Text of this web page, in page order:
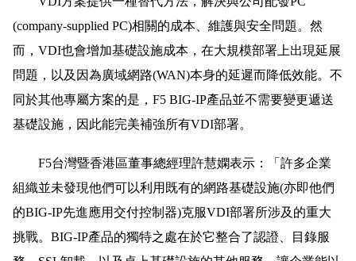
(company-supplied PC)相關的成本、維護與安全問題。然
而，VDI也會增加基礎設施成本，在大規模部署上出現延展
問題，以及因為廣域網路(WAN)本身的延遲而降低效能。不
同於其他專屬方案的是，F5 BIG-IP產品並不需要變更遞送
基礎設施，因此能完美補強所有VDI部署。
F5台灣暨香港區董事總經理許慧嫻表示：「許多企業
組織並未發現他們可以利用既有的網路基礎設施(亦即他們
的BIG-IP先進應用交付控制器)克服VDI部署所涉及的重大
挑戰。BIG-IP產品的獨特之處在於它整合了認證、目錄服